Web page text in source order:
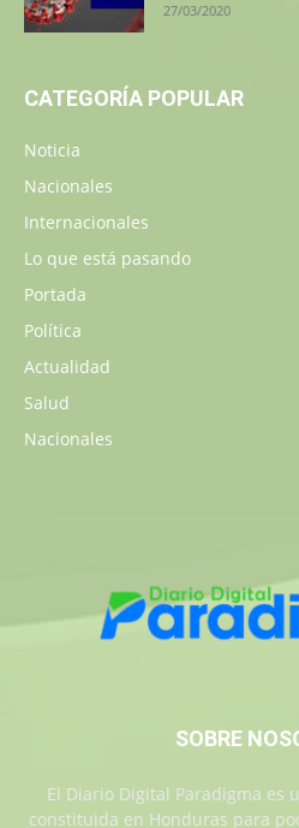
27/03/2020
CATEGORÍA POPULAR
Noticia
Nacionales
Internacionales
Lo que está pasando
Portada
Política
Actualidad
Salud
Nacionales
SOBRE
El Diario Digital Paradigma es
constituida en Honduras para